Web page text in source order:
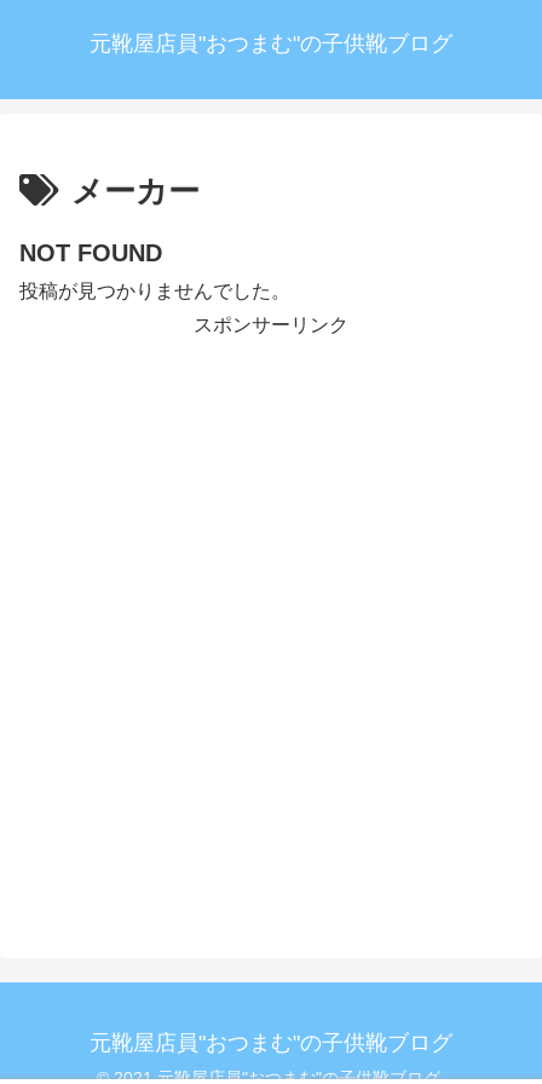
元靴屋店員"おつまむ"の子供靴ブログ
メーカー
NOT FOUND
投稿が見つかりませんでした。
スポンサーリンク
元靴屋店員"おつまむ"の子供靴ブログ
© 2021 元靴屋店員"おつまむ"の子供靴ブログ.